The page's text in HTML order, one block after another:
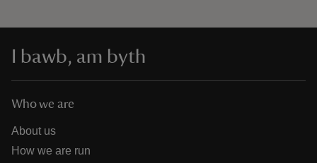
I bawb, am byth
Who we are
About us
How we are run